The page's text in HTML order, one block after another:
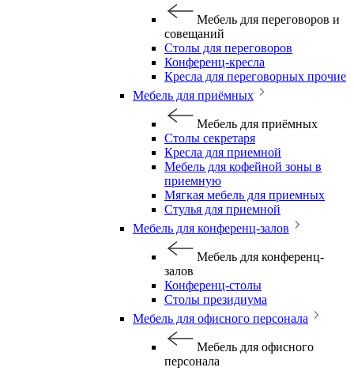
Мебель для переговоров и
совещаний
Столы для переговоров
Конференц-кресла
Кресла для переговорных прочие
Мебель для приёмных
Мебель для приёмных
Столы секретаря
Кресла для приемной
Мебель для кофейной зоны в
приемную
Мягкая мебель для приемных
Стулья для приемной
Мебель для конференц-залов
Мебель для конференц-
залов
Конференц-столы
Столы президиума
Мебель для офисного персонала
Мебель для офисного
персонала